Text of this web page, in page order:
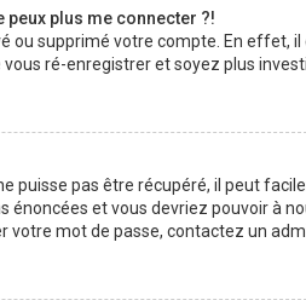
plus me connecter ?!
ou supprimé votre compte. En
ré-enregistrer et soyez plus
puisse pas être récupéré, il peut
énoncées et vous devriez pouvoir à
votre mot de passe, contactez un